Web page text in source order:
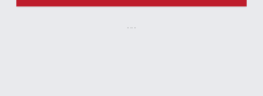
---